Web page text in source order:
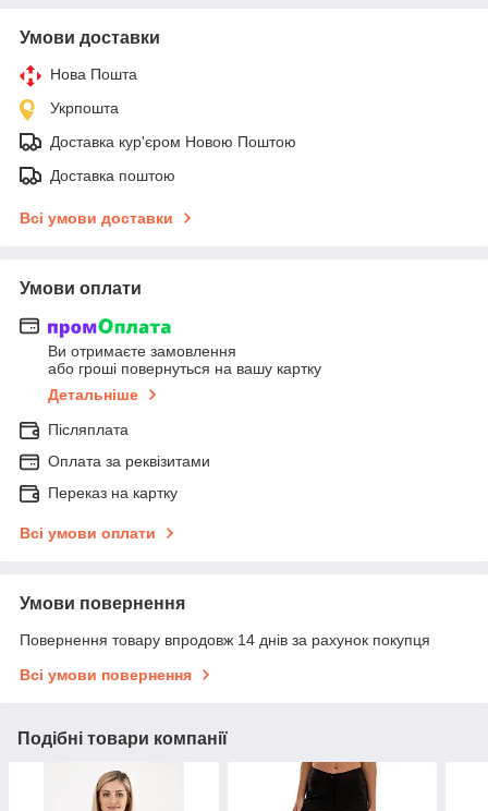
Умови доставки
Нова Пошта
Укрпошта
Доставка кур'єром Новою Поштою
Доставка поштою
Всі умови доставки
Умови оплати
Ви отримаєте замовлення
або гроші повернуться на вашу картку
Детальніше
Післяплата
Оплата за реквізитами
Переказ на картку
Всі умови оплати
Умови повернення
Повернення товару впродовж 14 днів за рахунок покупця
Всі умови повернення
Подібні товари компанії